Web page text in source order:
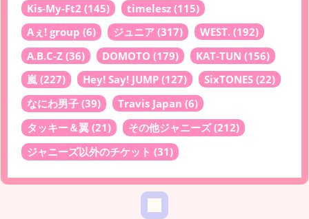
Kis-My-Ft2 (145) timelesz (115)
Aぇ! group (6) ジュニア (317) WEST. (192)
A.B.C-Z (36) DOMOTO (179) KAT-TUN (156)
嵐 (227) Hey! Say! JUMP (127) SixTONES (22)
なにわ男子 (39) Travis Japan (6)
タッキー＆翼 (21) その他ジャニーズ(212)
ジャニーズ以外のチケット (31)